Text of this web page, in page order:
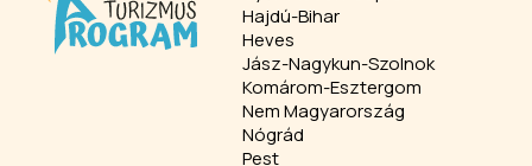
Hajdú-Bihar
Heves
Jász-Nagykun-Szolnok
Komárom-Esztergom
Nem Magyarország
Nógrád
Pest